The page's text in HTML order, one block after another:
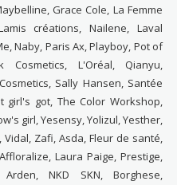
Grace Cole, La Femme
créations, Nailene, Laval
Naby, Paris Ax, Playboy, Pot of
Cosmetics, L'Oréal, Qianyu,
Sally Hansen, Santée
girl's got, The Color Workshop,
girl, Yesensy, Yolizul, Yesther,
Vidal, Zafi, Asda, Fleur de santé,
Laura Paige, Prestige,
NKD SKN, Borghese,